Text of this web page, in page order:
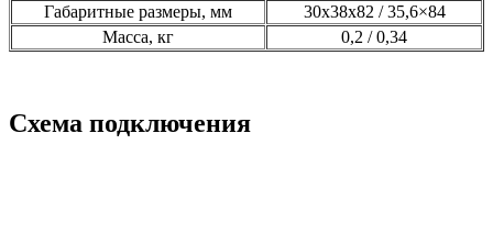
Габаритные размеры, мм
30х38х82 / 35,6×84
Масса, кг
0,2 / 0,34
Схема подключения